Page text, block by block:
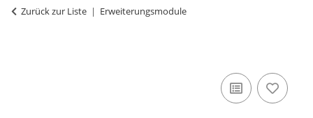
Zurück zur Liste Erweiterungsmodule